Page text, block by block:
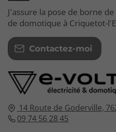
14 Route de Goderville,
09 74 56 28 45
J'assure la pose de borne
de domotique à Criquetot-
Contactez-moi